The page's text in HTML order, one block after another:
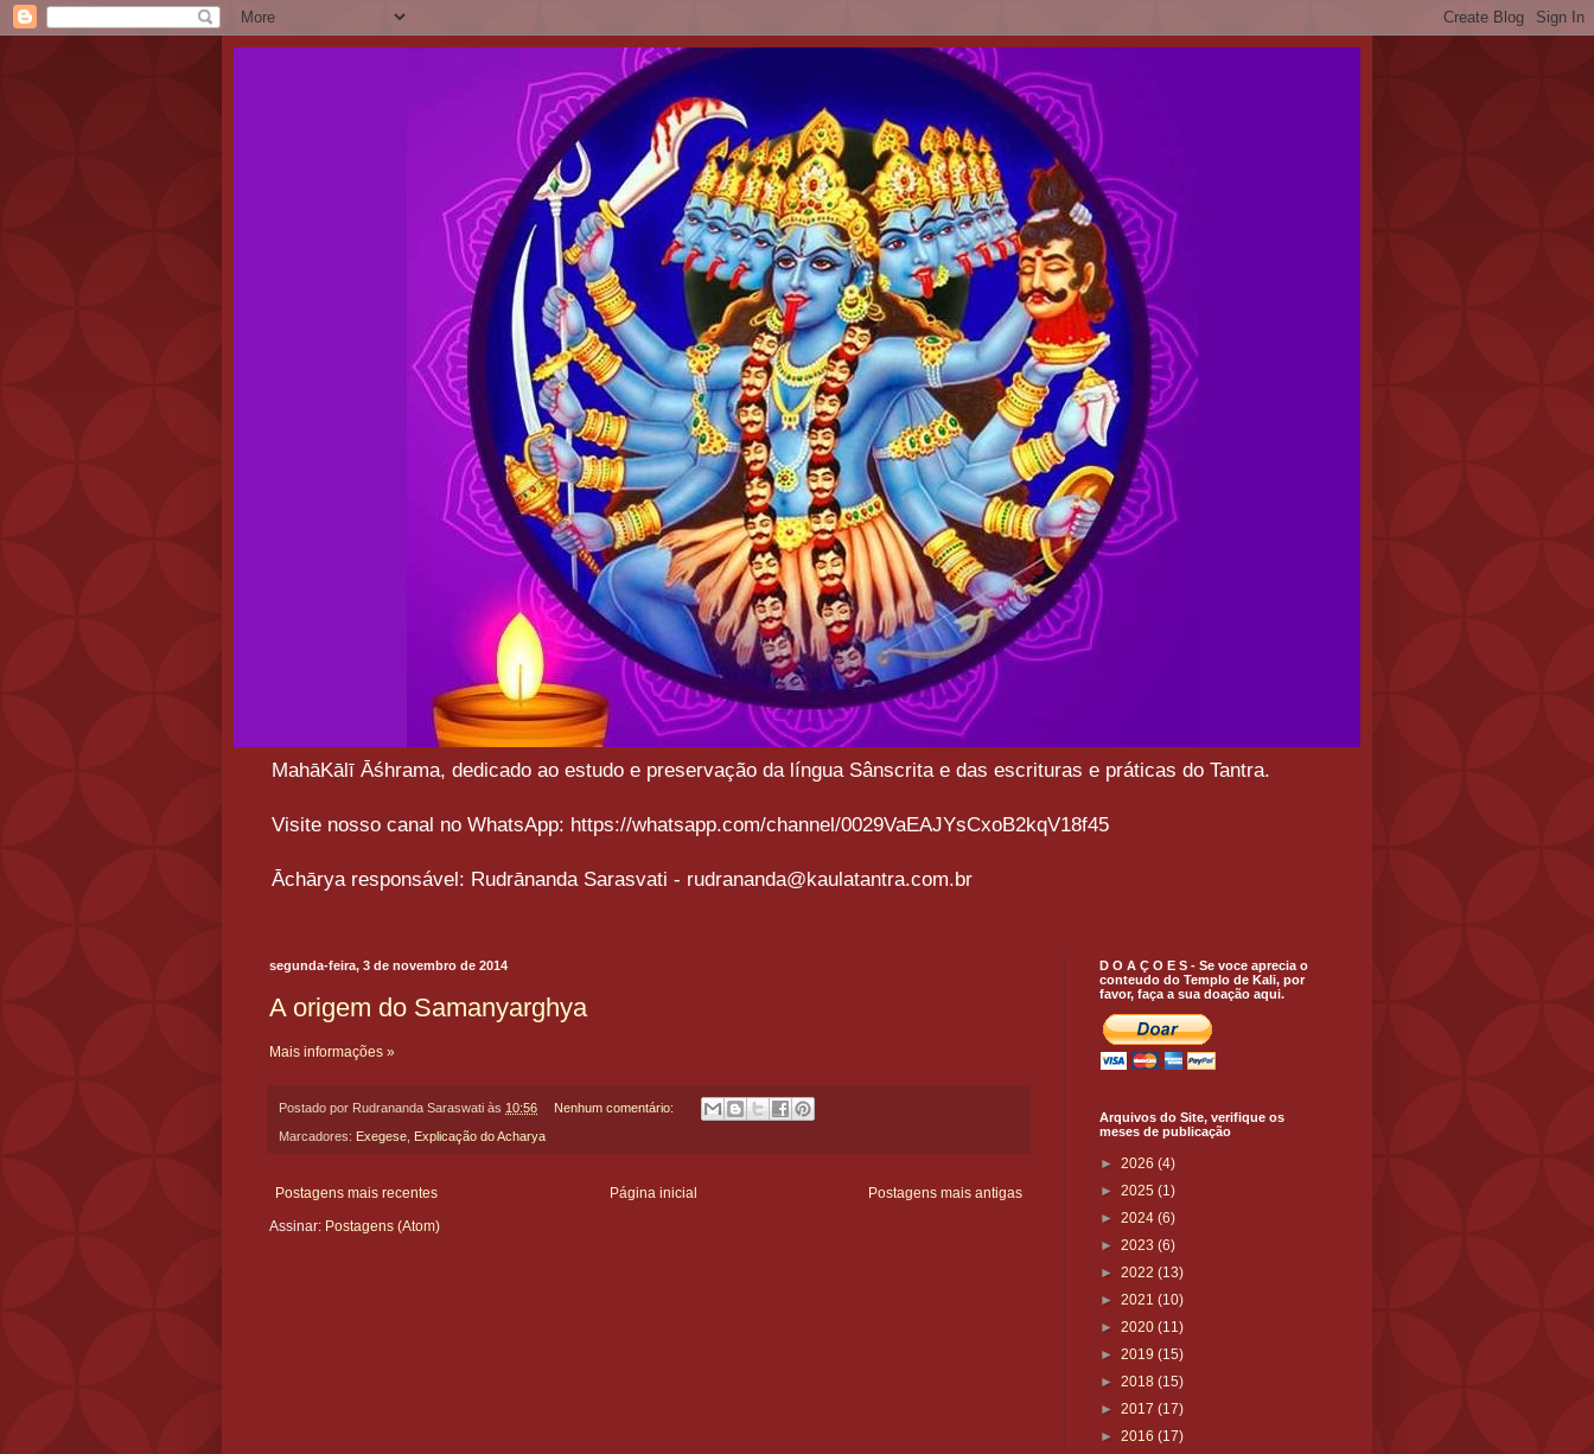
MahāKālī Āśhrama, dedicado ao estudo e preservação da língua Sânscrita e das escrituras e práticas do Tantra.
Visite nosso canal no WhatsApp: https://whatsapp.com/channel/0029VaEAJYsCxoB2kqV18f45
Āchārya responsável: Rudrānanda Sarasvati - rudrananda@kaulatantra.com.br
segunda-feira, 3 de novembro de 2014
A origem do Samanyarghya
Mais informações »
Postado por Rudrananda Saraswati às 10:56 Nenhum comentário:
Marcadores: Exegese, Explicação do Acharya
Postagens mais recentes Postagens mais antigas
Página inicial
Assinar: Postagens (Atom)
D O A Ç O E S - Se voce aprecia o
conteudo do Templo de Kali, por
favor, faça a sua doação aqui.
Arquivos do Site, verifique os
meses de publicação
► 2026 (4)
► 2025 (1)
► 2024 (6)
► 2023 (6)
► 2022 (13)
► 2021 (10)
► 2020 (11)
► 2019 (15)
► 2018 (15)
► 2017 (17)
► 2016 (17)